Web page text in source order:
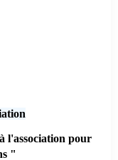
l'association pour
"